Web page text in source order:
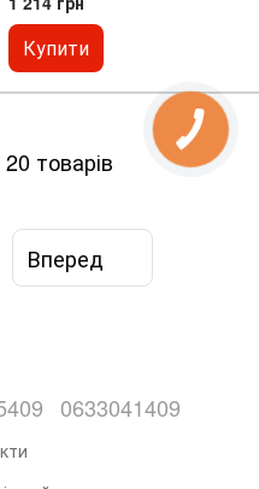
Купити
товарів
Вперед
0633041409